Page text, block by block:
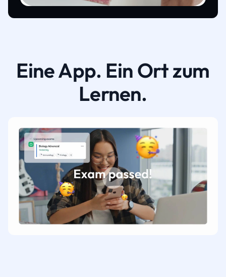
Eine App. Ein Ort zum
Lernen.